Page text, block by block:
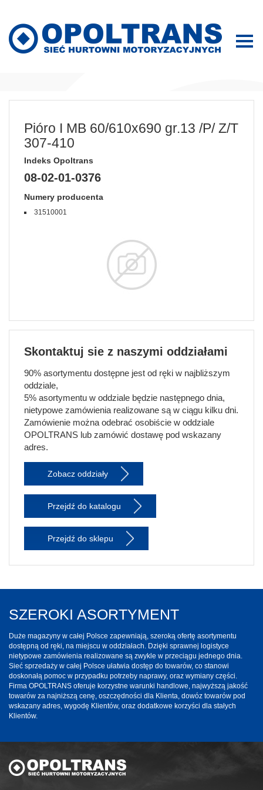
Pióro I MB 60/610x690 gr.13 /P/ Z/T
307-410
Indeks Opoltrans
08-02-01-0376
Numery producenta
31510001
Skontaktuj sie z naszymi oddziałami
90% asortymentu dostępne jest od ręki w najbliższym
oddziale,
5% asortymentu w oddziale będzie następnego dnia,
nietypowe zamówienia realizowane są w ciągu kilku dni.
Zamówienie można odebrać osobiście w oddziale
OPOLTRANS lub zamówić dostawę pod wskazany
adres.
Zobacz oddziały
Przejdź do katalogu
Przejdź do sklepu
SZEROKI ASORTYMENT
Duże magazyny w całej Polsce zapewniają, szeroką ofertę asortymentu
dostępną od ręki, na miejscu w oddziałach. Dzięki sprawnej logistyce
nietypowe zamówienia realizowane są zwykle w przeciągu jednego dnia.
Sieć sprzedaży w całej Polsce ułatwia dostęp do towarów, co stanowi
doskonałą pomoc w przypadku potrzeby naprawy, oraz wymiany części.
Firma OPOLTRANS oferuje korzystne warunki handlowe, najwyższą jakość
towarów za najniższą cenę, oszczędności dla Klienta, dowóz towarów pod
wskazany adres, wygodę Klientów, oraz dodatkowe korzyści dla stałych
Klientów.